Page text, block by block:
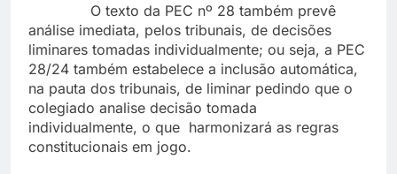
O texto da PEC nº 28 também prevê
análise imediata, pelos tribunais, de decisões
liminares tomadas individualmente; ou seja, a PEC
28/24 também estabelece a inclusão automática,
na pauta dos tribunais, de liminar pedindo que o
colegiado analise decisão tomada
individualmente, o que harmonizará as regras
constitucionais em jogo.